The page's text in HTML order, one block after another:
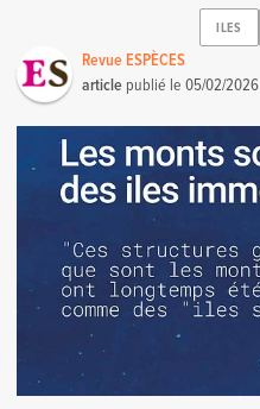
ILES
Revue ESPÈCES
article publié le05/02/2026